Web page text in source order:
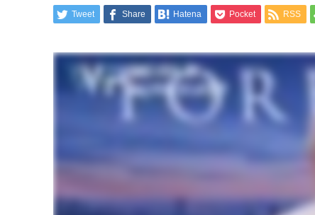
Tweet Share Hatena Pocket RSS